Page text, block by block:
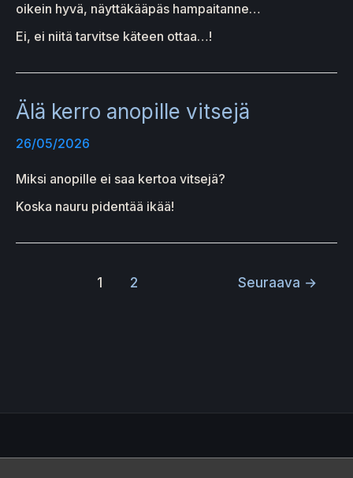
oikein hyvä, näyttäkääpäs hampaitanne…
Ei, ei niitä tarvitse käteen ottaa…!
Älä kerro anopille vitsejä
26/05/2026
Miksi anopille ei saa kertoa vitsejä?
Koska nauru pidentää ikää!
1 2 Seuraava →